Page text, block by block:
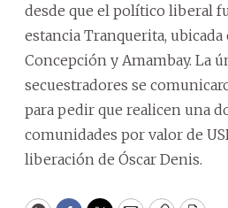
desde que el político liberal
estancia Tranquerita,
Concepción y Amambay. La
secuestradores se
para pedir que realicen una
comunidades por valor de
liberación de Óscar Denis.